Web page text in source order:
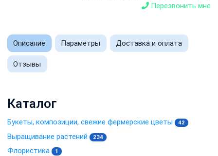
Перезвонить мне
Описание Параметры Доставка и оплата
Отзывы
Каталог
Букеты, композиции, свежие фермерские цветы 42
Выращивание растений 234
Флористика 1